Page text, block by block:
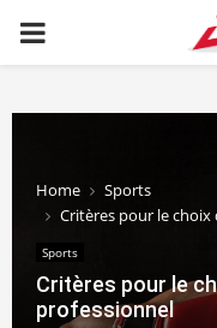
PRIMARY
Home
Sports
Critères pour le choix
Sports
Critères pour le
professionnel